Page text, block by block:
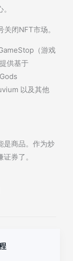
闭NFT市场。
（游戏
供基于
以及其他
是商品。作为炒
券了。